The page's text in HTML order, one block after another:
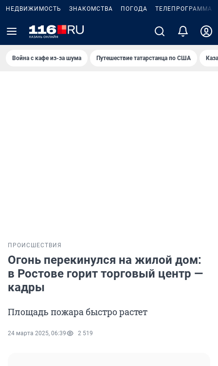
НЕДВИЖИМОСТЬ ЗНАКОМСТВА ПОГОДА ТЕЛЕПРОГРАММА
Война с кафе из-за шума Путешествие татарстанца по США
ПРОИСШЕСТВИЯ
Огонь перекинулся на жилой дом:
в Ростове горит торговый центр —
кадры
Площадь пожара быстро растет
24 марта 2025, 06:39 2 519